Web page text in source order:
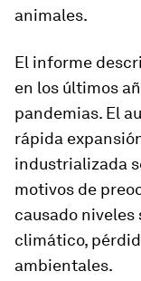
animales.
El informe
en los últimos
pandemias. El
rápida
industrializada
motivos de
causado
climático,
ambientales.